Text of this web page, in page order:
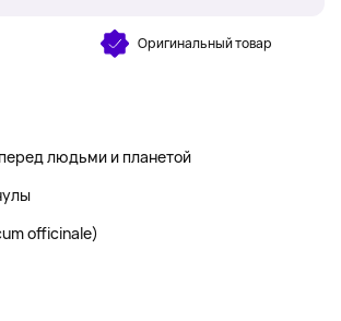
Оригинальный товар
людьми и планетой
officinale)